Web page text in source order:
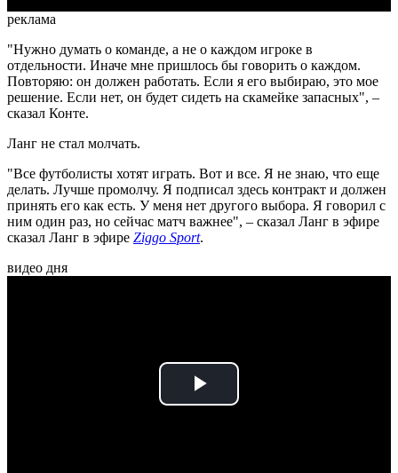
реклама
"Нужно думать о команде, а не о каждом игроке в
отдельности. Иначе мне пришлось бы говорить о каждом.
Повторяю: он должен работать. Если я его выбираю, это мое
решение. Если нет, он будет сидеть на скамейке запасных", –
сказал Конте.
Ланг не стал молчать.
"Все футболисты хотят играть. Вот и все. Я не знаю, что еще
делать. Лучше промолчу. Я подписал здесь контракт и должен
принять его как есть. У меня нет другого выбора. Я говорил с
ним один раз, но сейчас матч важнее", – сказал Ланг в эфире
сказал Ланг в эфире Ziggo Sport.
видео дня
Play